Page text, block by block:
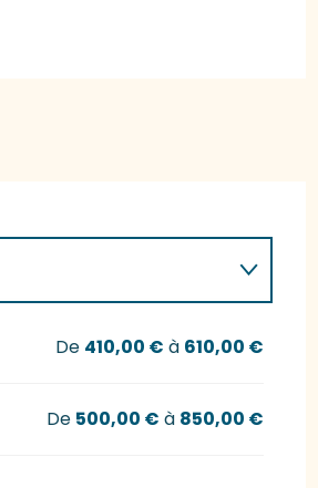
De 410,00 € à 610,00 €
De 500,00 € à 850,00 €